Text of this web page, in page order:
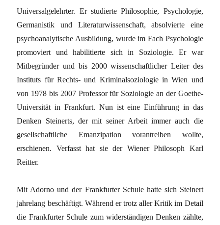
Universalgelehrter. Er studierte Philosophie, Psychologie,
Germanistik und Literaturwissenschaft, absolvierte eine
psychoanalytische Ausbildung, wurde im Fach Psycho­logie
promoviert und habilitierte sich in Soziologie. Er war
Mitbegründer und bis 2000 wissenschaftlicher Leiter des
Instituts für Rechts- und ­Kriminalsoziologie in Wien und
von 1978 bis 2007 Professor für Sozio­logie an der Goethe-
Universität in Frankfurt. Nun ist eine Einführung in das
Denken Steinerts, der mit ­seiner Arbeit immer auch die
gesellschaftliche Emanzipation vorantreiben wollte,
erschienen. Verfasst hat sie der Wiener Philosoph Karl
Reitter.
Mit Adorno und der Frankfurter Schule hatte sich Steinert
jahrelang beschäftigt. Während er trotz aller Kritik im Detail
die Frankfurter Schule zum widerständigen Denken zählte,